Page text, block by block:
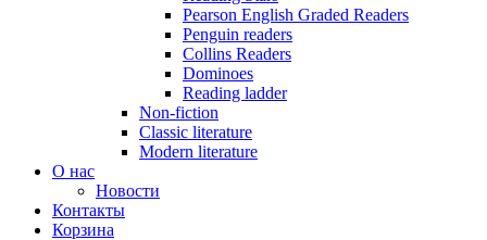
Pearson English Graded Readers
Penguin readers
Collins Readers
Dominoes
Reading ladder
Non-fiction
Classic literature
Modern literature
О нас
Новости
Контакты
Корзина